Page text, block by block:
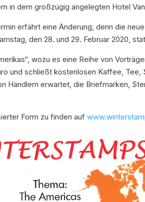
in dem großzügig angelegten Hotel
erfährt eine Änderung, denn die
den 28. und 29. Februar 2020,
wozu es eine Reihe von
und schließt kostenlosen Kaffee,
Händlern erwartet, die Briefmarken,
Form zu finden auf